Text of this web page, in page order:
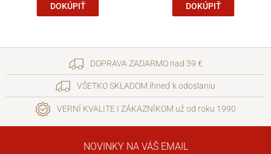
DOKÚPIŤ DOKÚPIŤ
DOPRAVA ZADARMO nad 39 €
VŠETKO SKLADOM ihneď k odoslaniu
VERNÍ KVALITE I ZÁKAZNÍKOM už od roku 1990
NOVINKY NA VÁŠ EMAIL